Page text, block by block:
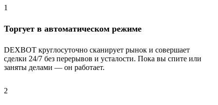
1
Торгует в автоматическом режиме
DEXBOT круглосуточно сканирует рынок и совершает
сделки 24/7 без перерывов и усталости. Пока вы спите или
заняты делами — он работает.
2